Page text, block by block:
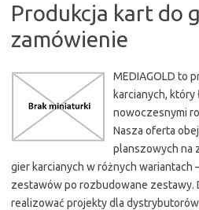
Produkcja kart do
zamówienie
MEDIAGOLD to
karcianych, który
nowoczesnymi
Nasza oferta
planszowych na
gier karcianych w różnych wariantach
zestawów po rozbudowane zestawy.
realizować projekty dla